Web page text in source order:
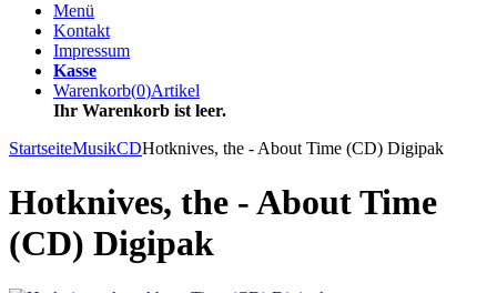
Menü
Kontakt
Impressum
Kasse
Warenkorb(0)Artikel
Ihr Warenkorb ist leer.
StartseiteMusikCDHotknives, the - About Time (CD) Digipak
Hotknives, the - About Time
(CD) Digipak